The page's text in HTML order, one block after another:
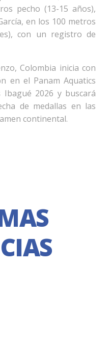
pecho (13-15 años),
en los 100 metros
con un registro de
Colombia inicia con
en el Panam Aquatics
Ibagué 2026 y buscará
de medallas en las
continental.